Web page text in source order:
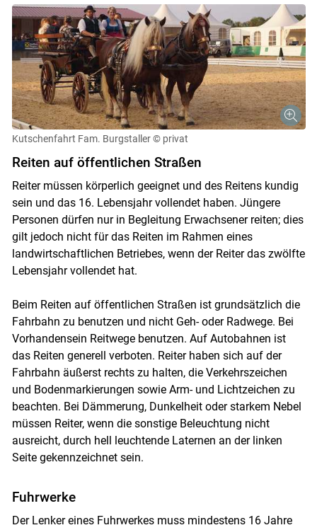
Skip to main content
Kutschenfahrt Fam. Burgstaller © privat
Reiten auf öffentlichen Straßen
Reiter müssen körperlich geeignet und des Reitens kundig
sein und das 16. Lebensjahr vollendet haben. Jüngere
Personen dürfen nur in Begleitung Erwachsener reiten; dies
gilt jedoch nicht für das Reiten im Rahmen eines
landwirtschaftlichen Betriebes, wenn der Reiter das zwölfte
Lebensjahr vollendet hat.
Beim Reiten auf öffentlichen Straßen ist grundsätzlich die
Fahrbahn zu benutzen und nicht Geh- oder Radwege. Bei
Vorhandensein Reitwege benutzen. Auf Autobahnen ist
das Reiten generell verboten. Reiter haben sich auf der
Fahrbahn äußerst rechts zu halten, die Verkehrszeichen
und Bodenmarkierungen sowie Arm- und Lichtzeichen zu
beachten. Bei Dämmerung, Dunkelheit oder starkem Nebel
müssen Reiter, wenn die sonstige Beleuchtung nicht
ausreicht, durch hell leuchtende Laternen an der linken
Seite gekennzeichnet sein.
Fuhrwerke
Der Lenker eines Fuhrwerkes muss mindestens 16 Jahre